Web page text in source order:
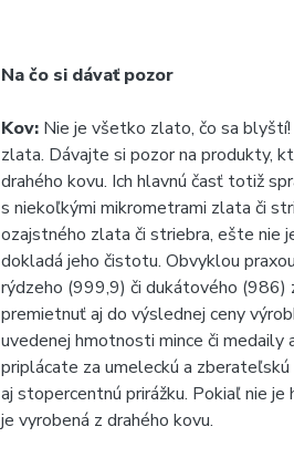
Na čo si dávať pozor
Kov: Nie je všetko zlato, čo sa blyští!
zlata. Dávajte si pozor na produkty,
drahého kovu. Ich hlavnú časť totiž
s niekoľkými mikrometrami zlata či
ozajstného zlata či striebra, ešte nie
dokladá jeho čistotu. Obvyklou
rýdzeho (999,9) či dukátového (986)
premietnuť aj do výslednej ceny
uvedenej hmotnosti mince či
priplácate za umeleckú a
aj stopercentnú prirážku. Pokiaľ nie
je vyrobená z drahého kovu.